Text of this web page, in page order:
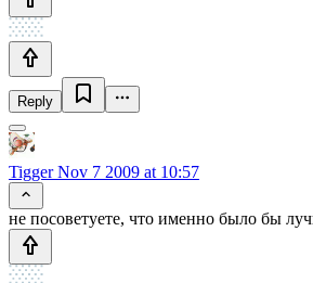
Reply
TiggerNov 7 2009 at 10:57
не посоветуете, что именно было бы